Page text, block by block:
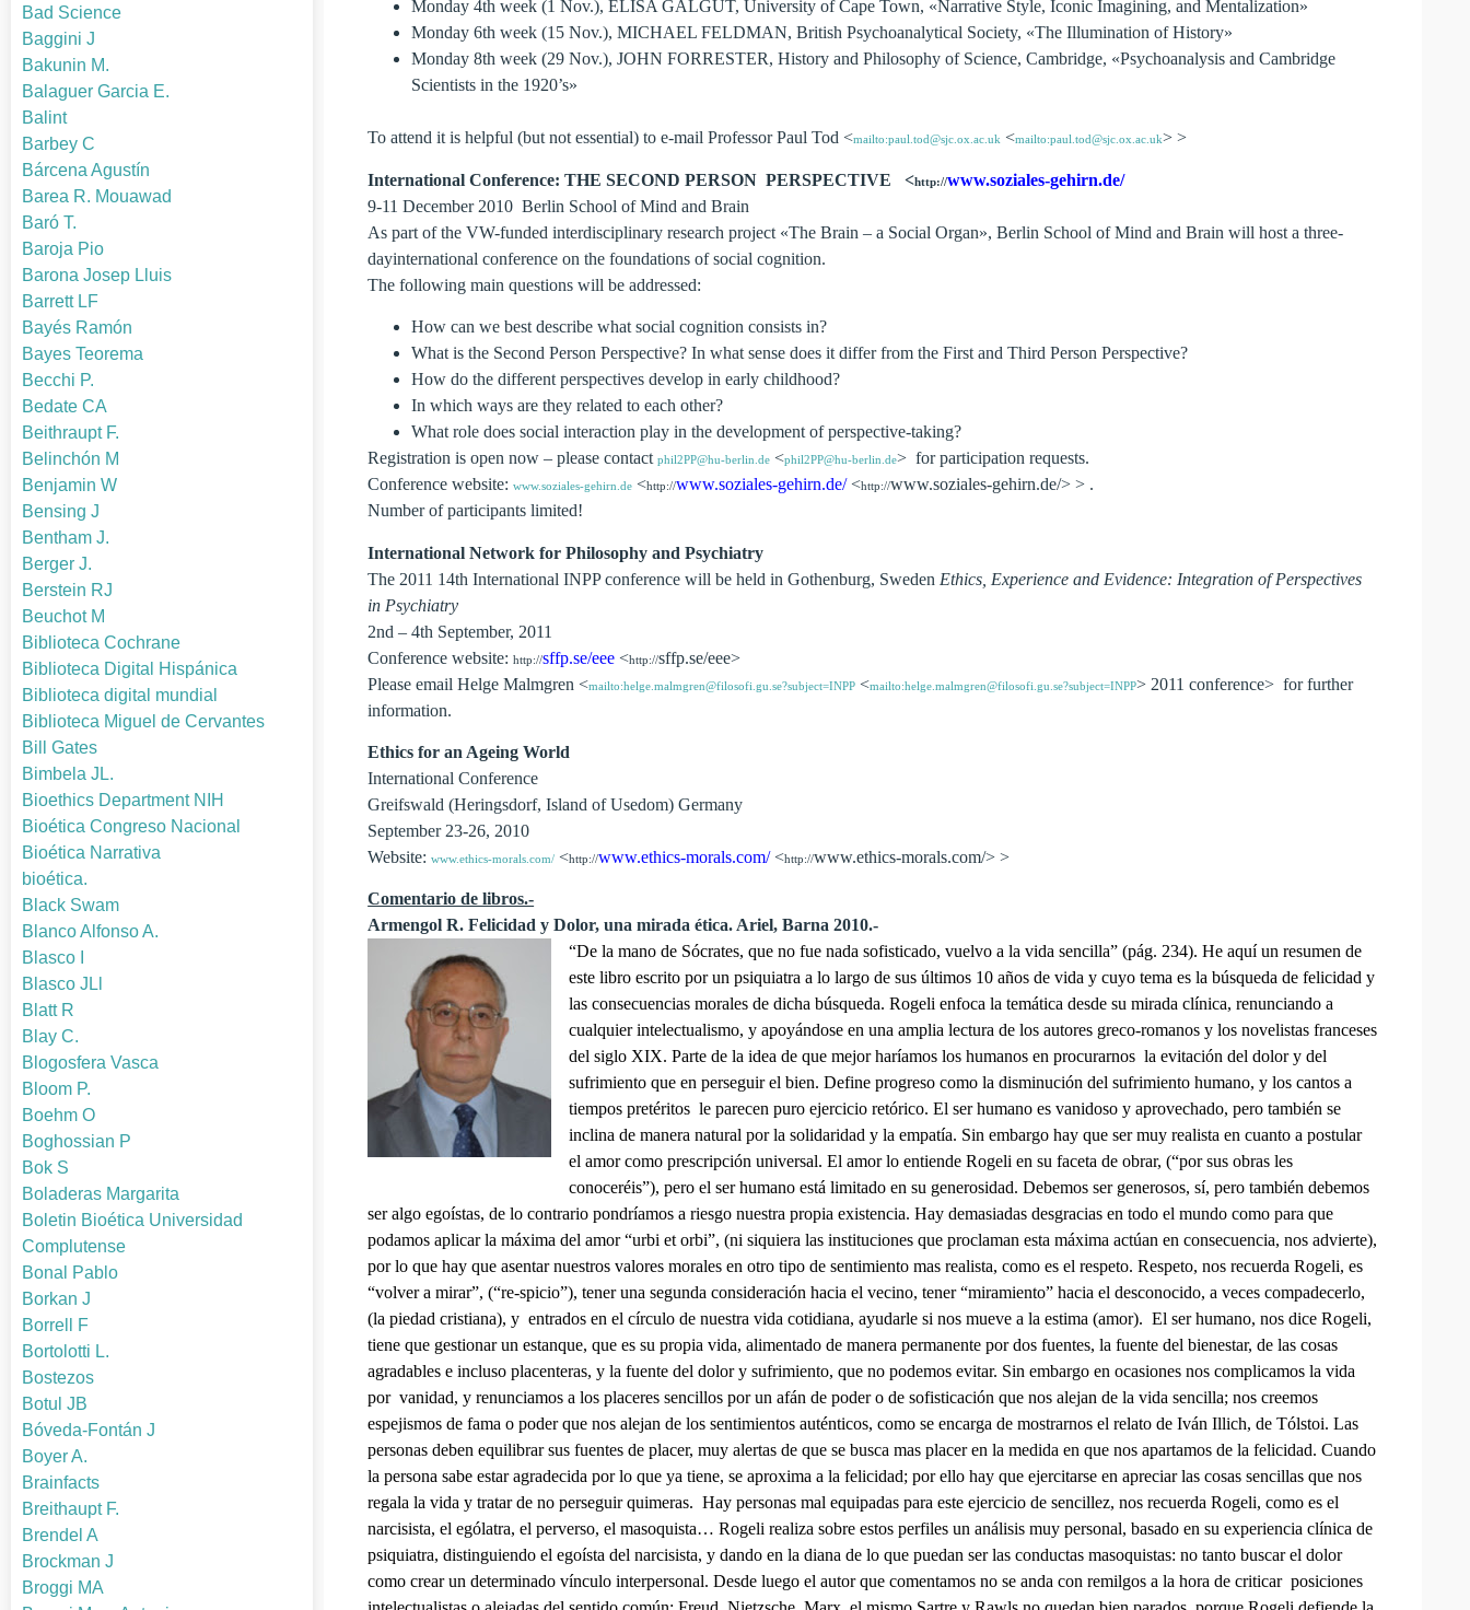
Bad Science
Baggini J
Bakunin M.
Balaguer Garcia E.
Balint
Barbey C
Bárcena Agustín
Barea R. Mouawad
Baró T.
Baroja Pio
Barona Josep Lluis
Barrett LF
Bayés Ramón
Bayes Teorema
Becchi P.
Bedate CA
Beithraupt F.
Belinchón M
Benjamin W
Bensing J
Bentham J.
Berger J.
Berstein RJ
Beuchot M
Biblioteca Cochrane
Biblioteca Digital Hispánica
Biblioteca digital mundial
Biblioteca Miguel de Cervantes
Bill Gates
Bimbela JL.
Bioethics Department NIH
Bioética Congreso Nacional
Bioética Narrativa
bioética.
Black Swam
Blanco Alfonso A.
Blasco I
Blasco JLl
Blatt R
Blay C.
Blogosfera Vasca
Bloom P.
Boehm O
Boghossian P
Bok S
Boladeras Margarita
Boletin Bioética Universidad
Complutense
Bonal Pablo
Borkan J
Borrell F
Bortolotti L.
Bostezos
Botul JB
Bóveda-Fontán J
Boyer A.
Brainfacts
Breithaupt F.
Brendel A
Brockman J
Broggi MA
Monday 4th week (1 Nov.), ELISA GALGUT, University of Cape Town, «Narrative Style, Iconic Imagining, and Mentalization»
Monday 6th week (15 Nov.), MICHAEL FELDMAN, British Psychoanalytical Society, «The Illumination of History»
Monday 8th week (29 Nov.), JOHN FORRESTER, History and Philosophy of Science, Cambridge, «Psychoanalysis and Cambridge
Scientists in the 1920’s»
To attend it is helpful (but not essential) to e-mail Professor Paul Tod <mailto:paul.tod@sjc.ox.ac.uk <mailto:paul.tod@sjc.ox.ac.uk> >
International Conference: THE SECOND PERSON PERSPECTIVE <http://www.soziales-gehirn.de/
9-11 December 2010 Berlin School of Mind and Brain
As part of the VW-funded interdisciplinary research project «The Brain – a Social Organ», Berlin School of Mind and Brain will host a three-
dayinternational conference on the foundations of social cognition.
The following main questions will be addressed:
How can we best describe what social cognition consists in?
What is the Second Person Perspective? In what sense does it differ from the First and Third Person Perspective?
How do the different perspectives develop in early childhood?
In which ways are they related to each other?
What role does social interaction play in the development of perspective-taking?
Registration is open now – please contactphil2PP@hu-berlin.de <phil2PP@hu-berlin.de> for participation requests.
Conference website:www.soziales-gehirn.de <http://www.soziales-gehirn.de/<http://www.soziales-gehirn.de/> > .
Number of participants limited!
International Network for Philosophy and Psychiatry
The 2011 14th International INPP conference will be held in Gothenburg, Sweden Ethics, Experience and Evidence: Integration of Perspectives
in Psychiatry
2nd – 4th September, 2011
Conference website:http://sffp.se/eee <http://sffp.se/eee>
Please email Helge Malmgren <mailto:helge.malmgren@filosofi.gu.se?subject=INPP <mailto:helge.malmgren@filosofi.gu.se?subject=INPP> 2011 conference> for further
information.
Ethics for an Ageing World
International Conference
Greifswald (Heringsdorf, Island of Usedom) Germany
September 23-26, 2010
Website:www.ethics-morals.com/ <http://www.ethics-morals.com/<http://www.ethics-morals.com/> >
Comentario de libros.-
Armengol R. Felicidad y Dolor, una mirada ética. Ariel, Barna 2010.-
“De la mano de Sócrates, que no fue nada sofisticado, vuelvo a la vida sencilla” (pág. 234). He aquí un resumen de
este libro escrito por un psiquiatra a lo largo de sus últimos 10 años de vida y cuyo tema es la búsqueda de felicidad y
las consecuencias morales de dicha búsqueda. Rogeli enfoca la temática desde su mirada clínica, renunciando a
cualquier intelectualismo, y apoyándose en una amplia lectura de los autores greco-romanos y los novelistas franceses
del siglo XIX. Parte de la idea de que mejor haríamos los humanos en procurarnos la evitación del dolor y del
sufrimiento que en perseguir el bien. Define progreso como la disminución del sufrimiento humano, y los cantos a
tiempos pretéritos le parecen puro ejercicio retórico. El ser humano es vanidoso y aprovechado, pero también se
inclina de manera natural por la solidaridad y la empatía. Sin embargo hay que ser muy realista en cuanto a postular
el amor como prescripción universal. El amor lo entiende Rogeli en su faceta de obrar, (“por sus obras les
conoceréis”), pero el ser humano está limitado en su generosidad. Debemos ser generosos, sí, pero también debemos
ser algo egoístas, de lo contrario pondríamos a riesgo nuestra propia existencia. Hay demasiadas desgracias en todo el mundo como para que
podamos aplicar la máxima del amor “urbi et orbi”, (ni siquiera las instituciones que proclaman esta máxima actúan en consecuencia, nos advierte),
por lo que hay que asentar nuestros valores morales en otro tipo de sentimiento mas realista, como es el respeto. Respeto, nos recuerda Rogeli, es
“volver a mirar”, (“re-spicio”), tener una segunda consideración hacia el vecino, tener “miramiento” hacia el desconocido, a veces compadecerlo,
(la piedad cristiana), y entrados en el círculo de nuestra vida cotidiana, ayudarle si nos mueve a la estima (amor). El ser humano, nos dice Rogeli,
tiene que gestionar un estanque, que es su propia vida, alimentado de manera permanente por dos fuentes, la fuente del bienestar, de las cosas
agradables e incluso placenteras, y la fuente del dolor y sufrimiento, que no podemos evitar. Sin embargo en ocasiones nos complicamos la vida
por vanidad, y renunciamos a los placeres sencillos por un afán de poder o de sofisticación que nos alejan de la vida sencilla; nos creemos
espejismos de fama o poder que nos alejan de los sentimientos auténticos, como se encarga de mostrarnos el relato de Iván Illich, de Tólstoi. Las
personas deben equilibrar sus fuentes de placer, muy alertas de que se busca mas placer en la medida en que nos apartamos de la felicidad. Cuando
la persona sabe estar agradecida por lo que ya tiene, se aproxima a la felicidad; por ello hay que ejercitarse en apreciar las cosas sencillas que nos
regala la vida y tratar de no perseguir quimeras. Hay personas mal equipadas para este ejercicio de sencillez, nos recuerda Rogeli, como es el
narcisista, el ególatra, el perverso, el masoquista… Rogeli realiza sobre estos perfiles un análisis muy personal, basado en su experiencia clínica de
psiquiatra, distinguiendo el egoísta del narcisista, y dando en la diana de lo que puedan ser las conductas masoquistas: no tanto buscar el dolor
como crear un determinado vínculo interpersonal. Desde luego el autor que comentamos no se anda con remilgos a la hora de criticar posiciones